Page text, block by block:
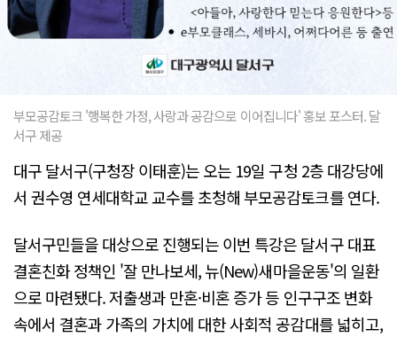
부모공감토크 '행복한 가정, 사랑과 공감으로 이어집니다' 홍보 포스터. 달
서구 제공
대구 달서구(구청장 이태훈)는 오는 19일 구청 2층 대강당에
서 권수영 연세대학교 교수를 초청해 부모공감토크를 연다.
달서구민들을 대상으로 진행되는 이번 특강은 달서구 대표
결혼친화 정책인 '잘 만나보세, 뉴(New)새마을운동'의 일환
으로 마련됐다. 저출생과 만혼·비혼 증가 등 인구구조 변화
속에서 결혼과 가족의 가치에 대한 사회적 공감대를 넓히고,